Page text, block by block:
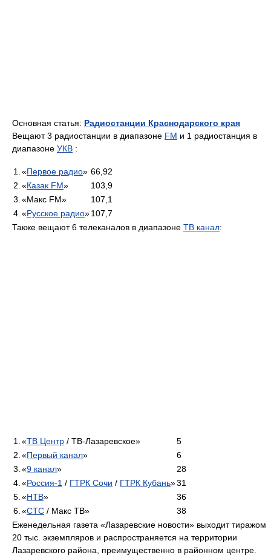
Основная статья: Радиостанции Краснодарского края
Вещают 3 радиостанции в диапазоне FM и 1 радиостанция в
диапазоне УКВ :
1.«Первое радио» 66,92
2.«Казак FM»
103,9
3.«Макс FM»
107,1
4.«Русское радио»107,7
Также вещают 6 телеканалов в диапазоне ТВ канал:
1.«ТВ Центр / ТВ-Лазаревское»
5
2.«Первый канал»
6
3.«9 канал»
28
4.«Россия-1 / ГТРК Сочи / ГТРК Кубань»31
5.«НТВ»
36
6.«СТС / Макс ТВ»
38
Еженедельная газета «Лазаревские новости» выходит тиражом
20 тыс. экземпляров и распространяется на территории
Лазаревского района, преимущественно в районном центре.